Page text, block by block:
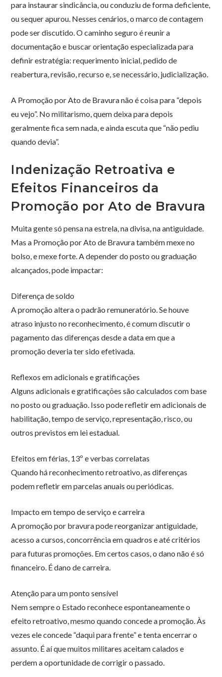
para instaurar sindicância, ou conduziu de forma deficiente,
ou sequer apurou. Nesses cenários, o marco de contagem
pode ser discutido. O caminho seguro é reunir a
documentação e buscar orientação especializada para
definir estratégia: requerimento inicial, pedido de
reabertura, revisão, recurso e, se necessário, judicialização.
A Promoção por Ato de Bravura não é coisa para “depois
eu vejo”. No militarismo, quem deixa para depois
geralmente fica sem nada, e ainda escuta que “não pediu
quando devia”.
Indenização Retroativa e
Efeitos Financeiros da
Promoção por Ato de Bravura
Muita gente só pensa na estrela, na divisa, na antiguidade.
Mas a Promoção por Ato de Bravura também mexe no
bolso, e mexe forte. A depender do posto ou graduação
alcançados, pode impactar:
Diferença de soldo
A promoção altera o padrão remuneratório. Se houve
atraso injusto no reconhecimento, é comum discutir o
pagamento das diferenças desde a data em que a
promoção deveria ter sido efetivada.
Reflexos em adicionais e gratificações
Alguns adicionais e gratificações são calculados com base
no posto ou graduação. Isso pode refletir em adicionais de
habilitação, tempo de serviço, representação, risco, ou
outros previstos em lei estadual.
Efeitos em férias, 13º e verbas correlatas
Quando há reconhecimento retroativo, as diferenças
podem refletir em parcelas anuais ou periódicas.
Impacto em tempo de serviço e carreira
A promoção por bravura pode reorganizar antiguidade,
acesso a cursos, concorrência em quadros e até critérios
para futuras promoções. Em certos casos, o dano não é só
financeiro. É dano de carreira.
Atenção para um ponto sensível
Nem sempre o Estado reconhece espontaneamente o
efeito retroativo, mesmo quando concede a promoção. Às
vezes ele concede “daqui para frente” e tenta encerrar o
assunto. É aí que muitos militares aceitam calados e
perdem a oportunidade de corrigir o passado.